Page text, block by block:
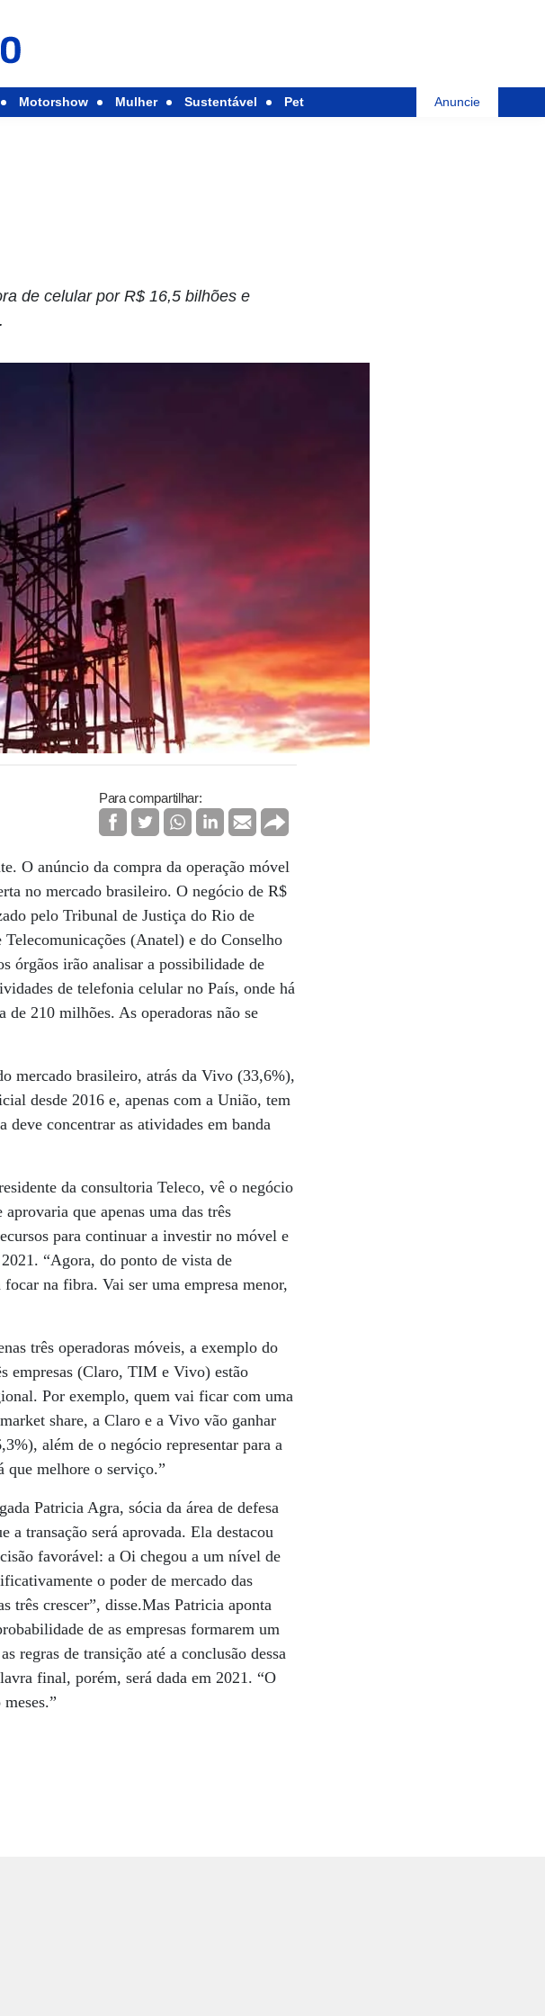
Motorshow Mulher Sustentável Pet Anuncie
de celular por R$ 16,5 bilhões e
Para compartilhar:
O anúncio da compra da operação móvel
no mercado brasileiro. O negócio de R$
pelo Tribunal de Justiça do Rio de
(Anatel) e do Conselho
órgãos irão analisar a possibilidade de
de telefonia celular no País, onde há
de 210 milhões. As operadoras não se
mercado brasileiro, atrás da Vivo (33,6%),
desde 2016 e, apenas com a União, tem
concentrar as atividades em banda
da consultoria Teleco, vê o negócio
que apenas uma das três
para continuar a investir no móvel e
“Agora, do ponto de vista de
na fibra. Vai ser uma empresa menor,
três operadoras móveis, a exemplo do
empresas (Claro, TIM e Vivo) estão
Por exemplo, quem vai ficar com uma
share, a Claro e a Vivo vão ganhar
além de o negócio representar para a
que melhore o serviço.”
Patricia Agra, sócia da área de defesa
transação será aprovada. Ela destacou
favorável: a Oi chegou a um nível de
o poder de mercado das
três crescer”, disse.Mas Patricia aponta
de as empresas formarem um
regras de transição até a conclusão dessa
final, porém, será dada em 2021. “O